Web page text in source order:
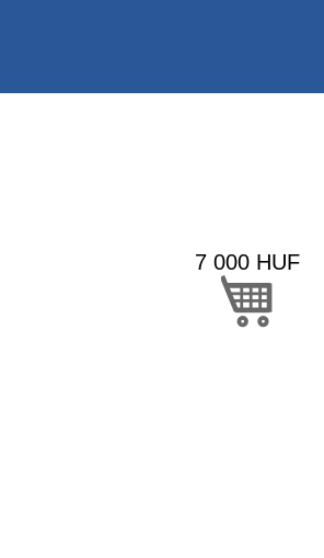
7 000 HUF